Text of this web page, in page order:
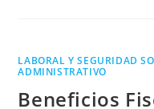
LABORAL Y SEGURIDAD
ADMINISTRATIVO
Beneficios